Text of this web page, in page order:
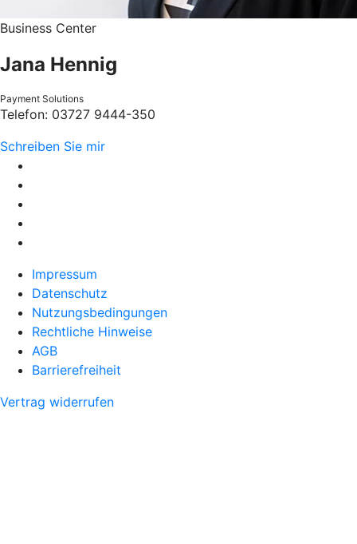
Business Center
Jana Hennig
Payment Solutions
Telefon: 03727 9444-350
Schreiben Sie mir
Impressum
Datenschutz
Nutzungsbedingungen
Rechtliche Hinweise
AGB
Barrierefreiheit
Vertrag widerrufen